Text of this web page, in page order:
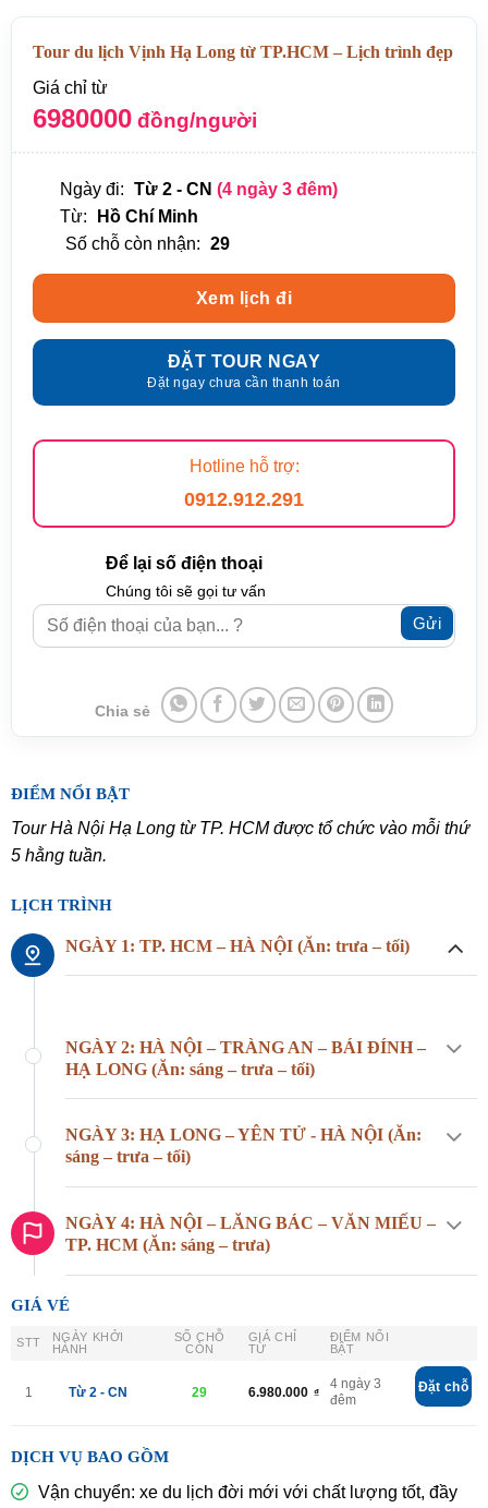
ĐIỂM NỔI BẬT
Tour Hà Nội Hạ Long từ TP. HCM được tổ chức vào mỗi thứ
5 hằng tuần.
LỊCH TRÌNH
NGÀY 1: TP. HCM – HÀ NỘI (Ăn: trưa – tối)
NGÀY 2: HÀ NỘI – TRÀNG AN – BÁI ĐÍNH –
HẠ LONG (Ăn: sáng – trưa – tối)
NGÀY 3: HẠ LONG – YÊN TỬ - HÀ NỘI (Ăn:
sáng – trưa – tối)
NGÀY 4: HÀ NỘI – LĂNG BÁC – VĂN MIẾU –
TP. HCM (Ăn: sáng – trưa)
GIÁ VÉ
STT
NGÀY KHỞI
HÀNH
SỐ CHỖ
CÒN
GIÁ CHỈ
TỪ
ĐIỂM NỔI
BẬT
1 Từ 2 - CN 29 6.980.000 ₫
4 ngày 3
đêm
Đặt chỗ
DỊCH VỤ BAO GỒM
Vận chuyển: xe du lịch đời mới với chất lượng tốt, đầy
Tour du lịch Vịnh Hạ Long từ TP.HCM – Lịch trình đẹp
Giá chỉ từ
6980000 đồng/người
Ngày đi: Từ 2 - CN (4 ngày 3 đêm)
Từ:
Hồ Chí Minh
Số chỗ còn nhận: 29
Xem lịch đi
ĐẶT TOUR NGAY
Đặt ngay chưa cần thanh toán
Hotline hỗ trợ:
0912.912.291
Để lại số điện thoại
Chúng tôi sẽ gọi tư vấn
Chia sẻ